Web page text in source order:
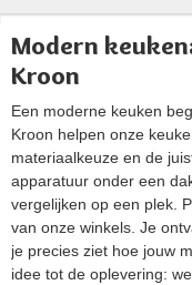
Modern
Kroon
Een moderne keuken
Kroon helpen onze
materiaalkeuze en de
apparatuur onder een
vergelijken op een plek.
van onze winkels. Je
je precies ziet hoe jouw
idee tot de oplevering: